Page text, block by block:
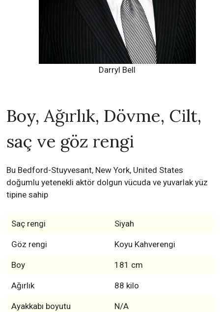
Darryl Bell
Boy, Ağırlık, Dövme, Cilt,
saç ve göz rengi
Bu Bedford-Stuyvesant, New York, United States
doğumlu yetenekli aktör dolgun vücuda ve yuvarlak yüz
tipine sahip
Saç rengi Siyah
Göz rengi Koyu Kahverengi
Boy 181 cm
Ağırlık 88 kilo
Ayakkabı boyutu N/A